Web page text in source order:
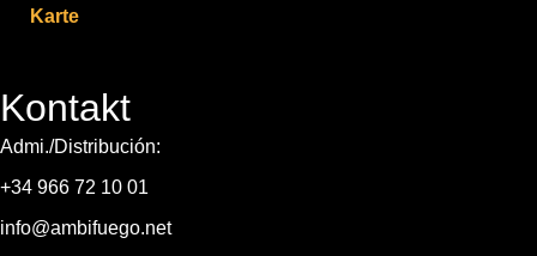
Karte
Kontakt
Admi./Distribución:
+34 966 72 10 01
info@ambifuego.net